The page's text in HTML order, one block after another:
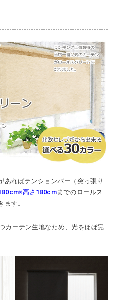
あればテンションバー（突っ張り
高さ180cm までのロールス
ます。
カーテン生地なため、光をほぼ完